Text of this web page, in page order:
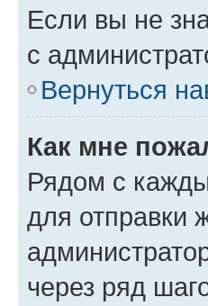
Если вы не
с
Вернуться
Как мне
Рядом с
для отправки
через ряд